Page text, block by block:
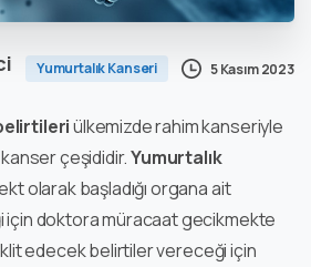
Yumurtalık Kanseri 5 Kasım 2023
ülkemizde rahim kanseriyle
çeşididir.Yumurtalık
olarak başladığı organa ait
doktora müracaat gecikmekte
edecek belirtiler vereceği için